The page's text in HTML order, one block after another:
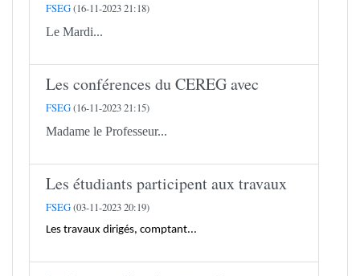
FSEG(16-11-2023 21:18)
Le Mardi...
Les conférences du CEREG avec
FSEG(16-11-2023 21:15)
Madame le Professeur...
Les étudiants participent aux travaux
FSEG(03-11-2023 20:19)
Les travaux dirigés, comptant...